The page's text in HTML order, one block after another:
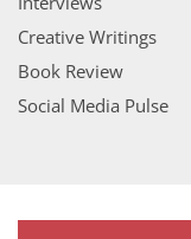
Creative Writings
Book Review
Social Media Pulse